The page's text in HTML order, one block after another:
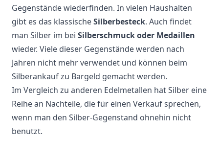
Gegenstände wiederfinden. In vielen Haushalten
gibt es das klassischeSilberbesteck. Auch findet
man Silber im bei Silberschmuck oder Medaillen
wieder. Viele dieser Gegenstände werden nach
Jahren nicht mehr verwendet und können beim
Silberankauf zu Bargeld gemacht werden.
Im Vergleich zu anderen Edelmetallen hat Silber eine
Reihe an Nachteile, die für einen Verkauf sprechen,
wenn man den Silber-Gegenstand ohnehin nicht
benutzt.